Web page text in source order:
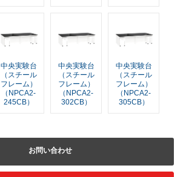
中央実験台
（スチール
フレーム）
（NPCA2-
245CB）
中央実験台
（スチール
フレーム）
（NPCA2-
302CB）
中央実験台
（スチール
フレーム）
（NPCA2-
305CB）
お問い合わせ